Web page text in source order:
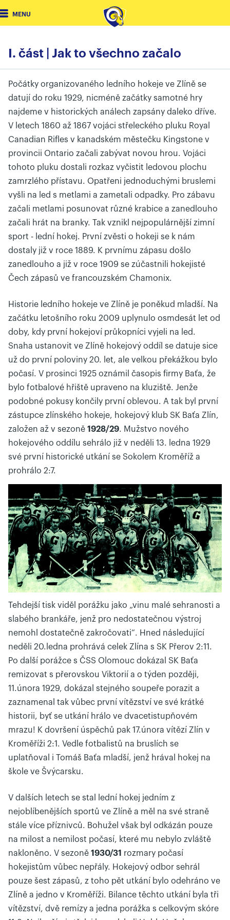
MENU
I. část | Jak to všechno začalo
Počátky organizovaného ledního hokeje ve Zlíně se
datují do roku 1929, nicméně začátky samotné hry
najdeme v historických análech zapsány daleko dříve.
V letech 1860 až 1867 vojáci střeleckého pluku Royal
Canadian Rifles v kanadském městečku Kingstone v
provincii Ontario začali zabývat novou hrou. Vojáci
tohoto pluku dostali rozkaz vyčistit ledovou plochu
zamrzlého přístavu. Opatřeni jednoduchými bruslemi
vyšli na led s metlami a zametali odpadky. Pro zábavu
začali metlami posunovat různé krabice a zanedlouho
začali hrát na branky. Tak vznikl nejpopulárnější zimní
sport - lední hokej. První zvěsti o hokeji se k nám
dostaly již v roce 1889. K prvnímu zápasu došlo
zanedlouho a již v roce 1909 se zúčastnili hokejisté
Čech zápasů ve francouzském Chamonix.
Historie ledního hokeje ve Zlíně je poněkud mladší. Na
začátku letošního roku 2009 uplynulo osmdesát let od
doby, kdy první hokejoví průkopníci vyjeli na led.
Snaha ustanovit ve Zlíně hokejový oddíl se datuje sice
už do první poloviny 20. let, ale velkou překážkou bylo
počasí. V prosinci 1925 oznámil časopis firmy Baťa, že
bylo fotbalové hřiště upraveno na kluziště. Jenže
podobné pokusy končily první oblevou. A tak byl první
zástupce zlínského hokeje, hokejový klub SK Baťa Zlín,
založen až v sezoně 1928/29. Mužstvo nového
hokejového oddílu sehrálo již v neděli 13. ledna 1929
své první historické utkání se Sokolem Kroměříž a
prohrálo 2:7.
Tehdejší tisk viděl porážku jako „vinu malé sehranosti a
slabého brankáře, jenž pro nedostatečnou výstroj
nemohl dostatečně zakročovati“. Hned následující
neděli 20.ledna prohrává celek Zlína s SK Přerov 2:11.
Po další porážce s ČSS Olomouc dokázal SK Baťa
remizovat s přerovskou Viktorií a o týden později,
11.února 1929, dokázal stejného soupeře porazit a
zaznamenal tak vůbec první vítězství ve své krátké
historii, byť se utkání hrálo ve dvacetistupňovém
mrazu! K dovršení úspěchů pak 17.února vítězí Zlín v
Kroměříži 2:1. Vedle fotbalistů na bruslích se
uplatňoval i Tomáš Baťa mladší, jenž hrával hokej na
škole ve Švýcarsku.
V dalších letech se stal lední hokej jedním z
nejoblíbenějších sportů ve Zlíně a měl na své straně
stále více příznivců. Bohužel však byl odkázán pouze
na milost a nemilost počasí, které mu nebylo zvláště
nakloněno. V sezoně 1930/31 rozmary počasí
hokejistům vůbec nepřály. Hokejový odbor sehrál
pouze šest zápasů, z toho pět utkání bylo odehráno ve
Zlíně a jedno v Kroměříži. Bilance těchto utkání byla tři
vítězství, dvě remízy a jedna porážka s celkovým skóre